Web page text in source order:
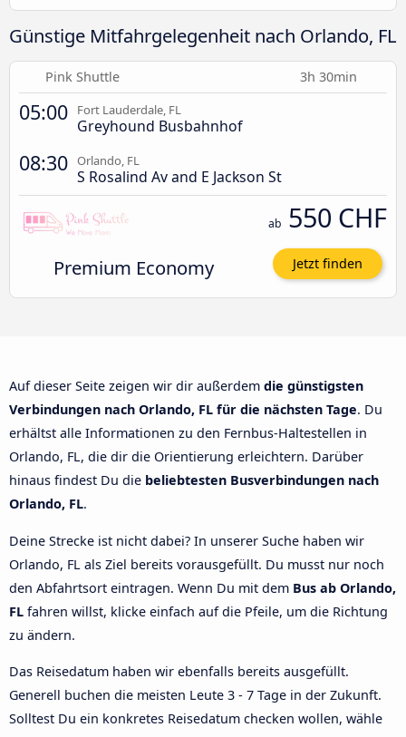
Günstige Mitfahrgelegenheit nach Orlando, FL
Pink Shuttle 3h 30min
05:00 Fort Lauderdale, FL
Greyhound Busbahnhof
08:30 Orlando, FL
S Rosalind Av and E Jackson St
Premium Economy
ab 550 CHF
Jetzt finden
Auf dieser Seite zeigen wir dir außerdem die günstigsten
Verbindungen nach Orlando, FL für die nächsten Tage. Du
erhältst alle Informationen zu den Fernbus-Haltestellen in
Orlando, FL, die dir die Orientierung erleichtern. Darüber
hinaus findest Du die beliebtesten Busverbindungen nach
Orlando, FL.
Deine Strecke ist nicht dabei? In unserer Suche haben wir
Orlando, FL als Ziel bereits vorausgefüllt. Du musst nur noch
den Abfahrtsort eintragen. Wenn Du mit dem Bus ab Orlando,
FL fahren willst, klicke einfach auf die Pfeile, um die Richtung
zu ändern.
Das Reisedatum haben wir ebenfalls bereits ausgefüllt.
Generell buchen die meisten Leute 3 - 7 Tage in der Zukunft.
Solltest Du ein konkretes Reisedatum checken wollen, wähle